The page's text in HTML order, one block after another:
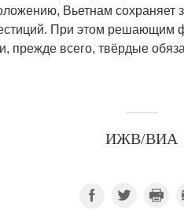
Вьетнам сохраняет
При этом решающим
прежде всего, твёрдые
ИЖВ/ВИА